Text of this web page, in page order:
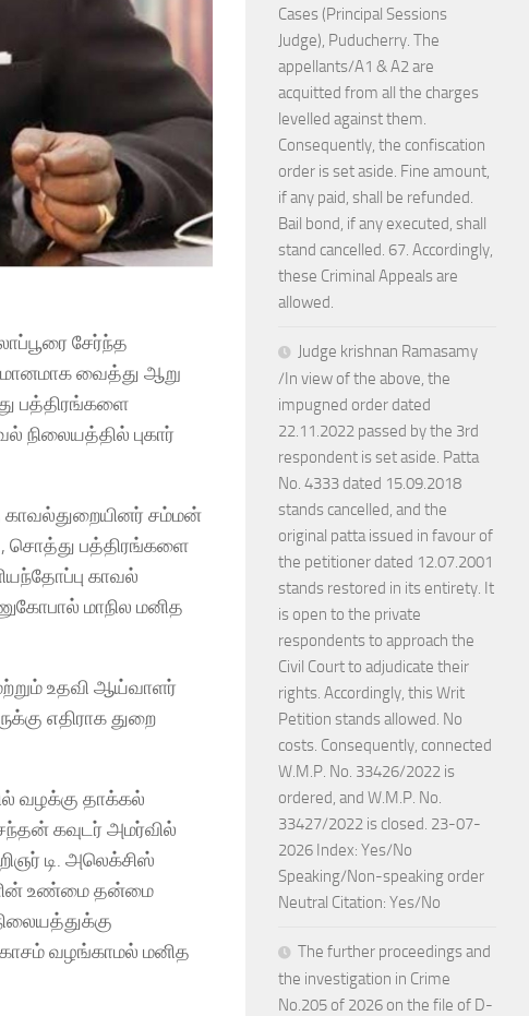
சேர்ந்த
வைத்து ஆறு
பத்திரங்களை
நிலையத்தில் புகார்
காவல்துறையினர் சம்மன்
சொத்து பத்திரங்களை
காவல்
மாநில மனித
உதவி ஆய்வாளர்
எதிராக துறை
வழக்கு தாக்கல்
கவுடர் அமர்வில்
டி. அலெக்சிஸ்
உண்மை தன்மை
வழங்காமல் மனித
Cases (Principal Sessions
Judge), Puducherry. The
appellants/A1 & A2 are
acquitted from all the charges
levelled against them.
Consequently, the confiscation
order is set aside. Fine amount,
if any paid, shall be refunded.
Bail bond, if any executed, shall
stand cancelled. 67. Accordingly,
these Criminal Appeals are
allowed.
Judge krishnan Ramasamy
/In view of the above, the
impugned order dated
22.11.2022 passed by the 3rd
respondent is set aside. Patta
No. 4333 dated 15.09.2018
stands cancelled, and the
original patta issued in favour of
the petitioner dated 12.07.2001
stands restored in its entirety. It
is open to the private
respondents to approach the
Civil Court to adjudicate their
rights. Accordingly, this Writ
Petition stands allowed. No
costs. Consequently, connected
W.M.P. No. 33426/2022 is
ordered, and W.M.P. No.
33427/2022 is closed. 23-07-
2026 Index: Yes/No
Speaking/Non-speaking order
Neutral Citation: Yes/No
The further proceedings and
the investigation in Crime
No.205 of 2026 on the file of D-